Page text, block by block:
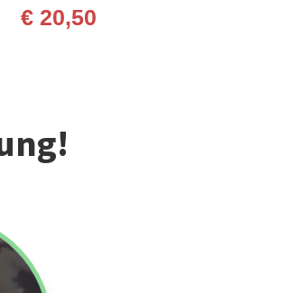
€ 20,50